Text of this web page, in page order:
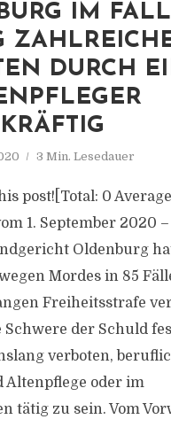
IM
DURCH
3 Min. Lesedauer
post![Total: 0
1. September 2020 –
Oldenburg
Mordes in 85
Freiheitsstrafe
Schwere der Schuld
verboten,
Altenpflege oder im
tätig zu sein. Vom